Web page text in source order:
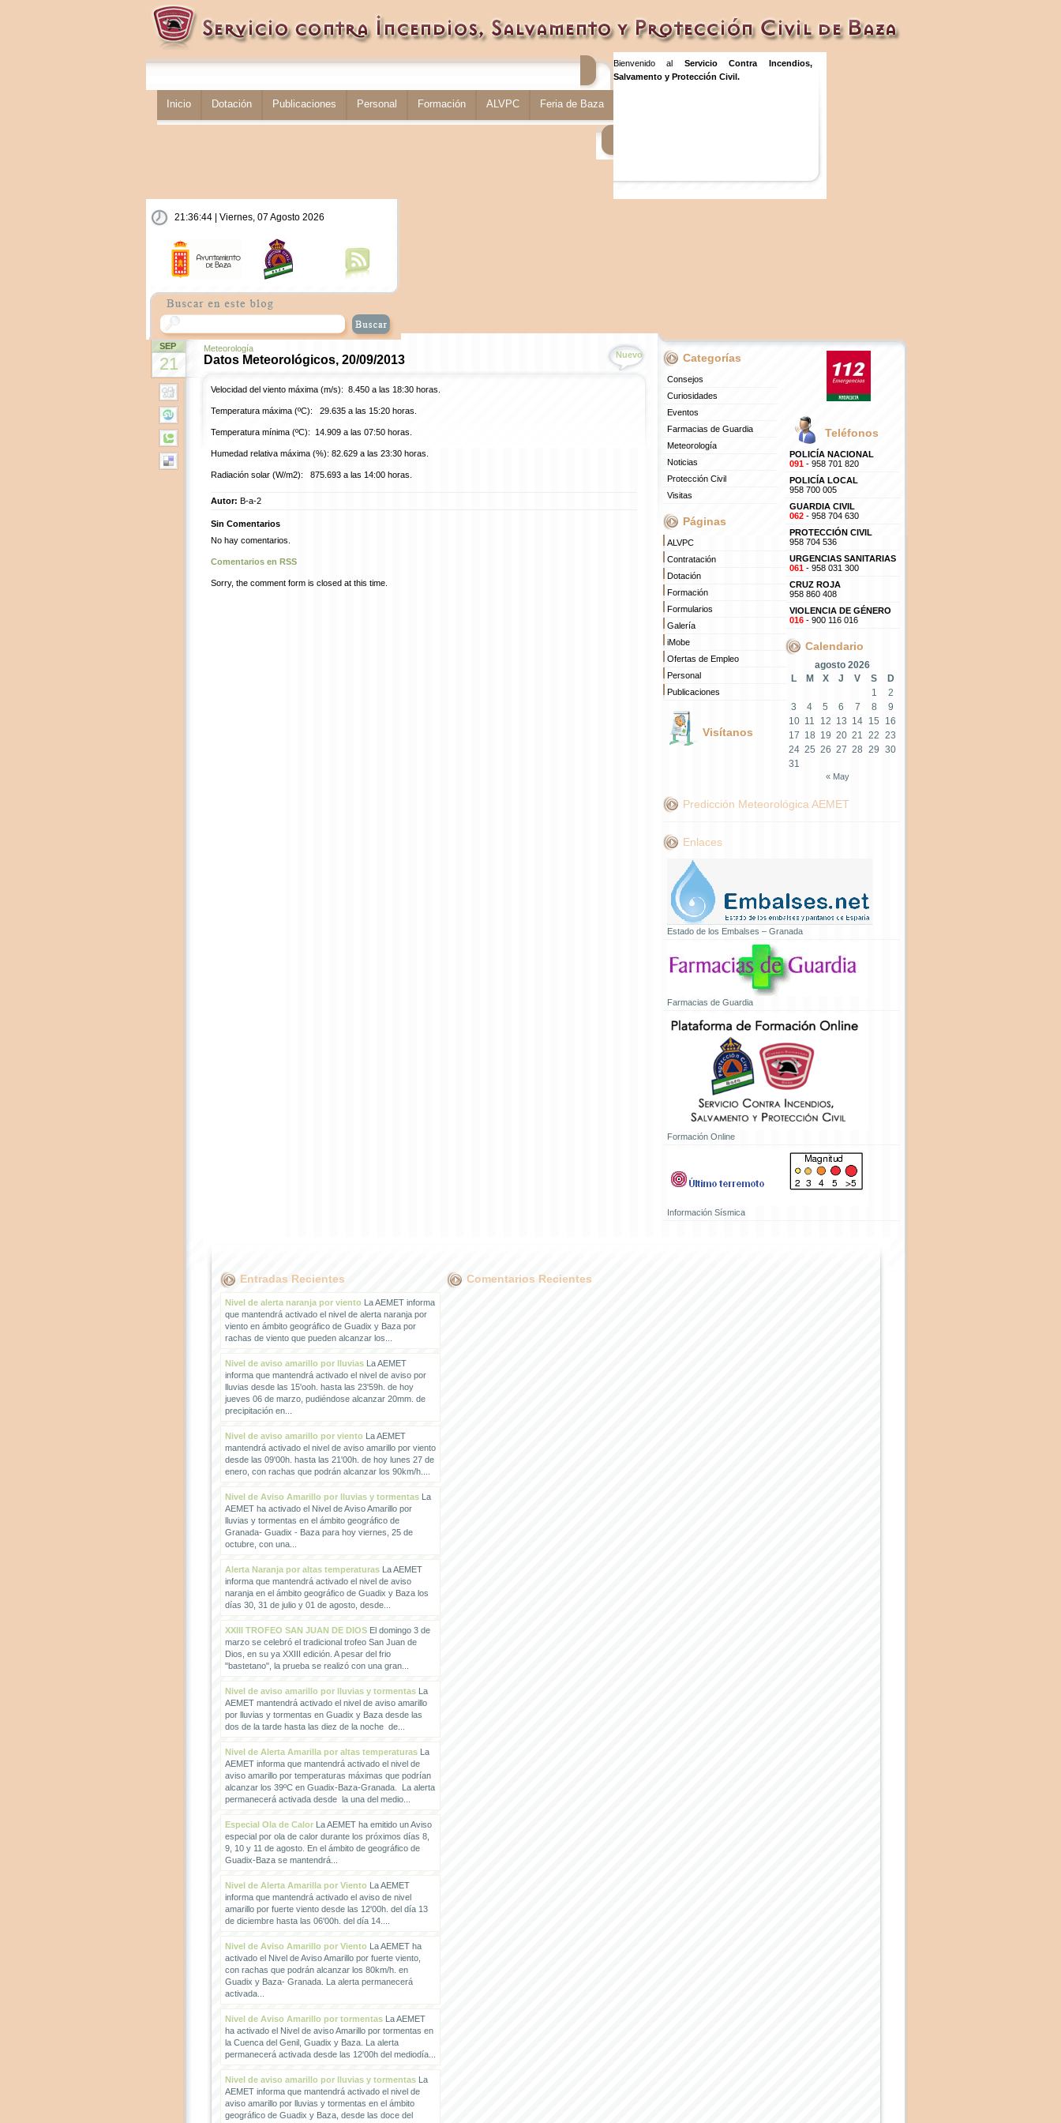
Inicio Dotación Publicaciones Personal Formación ALVPC Feria de Baza
Bienvenido al Servicio Contra Incendios,
Salvamento y Protección Civil.
21:36:45 | Viernes, 07 Agosto 2026
SEP
21
Meteorología
Datos Meteorológicos, 20/09/2013 Nuevo
Velocidad del viento máxima (m/s): 8.450 a las 18:30 horas.
Temperatura máxima (ºC): 29.635 a las 15:20 horas.
Temperatura mínima (ºC): 14.909 a las 07:50 horas.
Humedad relativa máxima (%): 82.629 a las 23:30 horas.
Radiación solar (W/m2): 875.693 a las 14:00 horas.
Autor: B-a-2
Sin Comentarios
No hay comentarios.
Comentarios en RSS
Sorry, the comment form is closed at this time.
Categorías
Consejos
Curiosidades
Eventos
Farmacias de Guardia
Meteorología
Noticias
Protección Civil
Visitas
Páginas
ALVPC
Contratación
Dotación
Formación
Formularios
Galería
iMobe
Ofertas de Empleo
Personal
Publicaciones
Visítanos
Teléfonos
POLICÍA NACIONAL
091- 958 701 820
POLICÍA LOCAL
958 700 005
GUARDIA CIVIL
062- 958 704 630
PROTECCIÓN CIVIL
958 704 536
URGENCIAS SANITARIAS
061- 958 031 300
CRUZ ROJA
958 860 408
VIOLENCIA DE GÉNERO
016- 900 116 016
Calendario
agosto 2026
L
M X J V S
D
1
2
3
4 5 6 7 8
9
10 11 12 13 14 15
16
17 18 19 20 21 22 23
24 25 26 27 28 29 30
31
« May
Predicción Meteorológica AEMET
Enlaces
Estado de los Embalses – Granada
Farmacias de Guardia
Formación Online
Información Sísmica
Entradas Recientes
Nivel de alerta naranja por vientoLa AEMET informa
que mantendrá activado el nivel de alerta naranja por
viento en ámbito geográfico de Guadix y Baza por
rachas de viento que pueden alcanzar los...
Nivel de aviso amarillo por lluviasLa AEMET
informa que mantendrá activado el nivel de aviso por
lluvias desde las 15'ooh. hasta las 23'59h. de hoy
jueves 06 de marzo, pudiéndose alcanzar 20mm. de
precipitación en...
Nivel de aviso amarillo por vientoLa AEMET
mantendrá activado el nivel de aviso amarillo por viento
desde las 09'00h. hasta las 21'00h. de hoy lunes 27 de
enero, con rachas que podrán alcanzar los 90km/h....
Nivel de Aviso Amarillo por lluvias y tormentasLa
AEMET ha activado el Nivel de Aviso Amarillo por
lluvias y tormentas en el ámbito geográfico de
Granada- Guadix - Baza para hoy viernes, 25 de
octubre, con una...
Alerta Naranja por altas temperaturasLa AEMET
informa que mantendrá activado el nivel de aviso
naranja en el ámbito geográfico de Guadix y Baza los
días 30, 31 de julio y 01 de agosto, desde...
XXIII TROFEO SAN JUAN DE DIOSEl domingo 3 de
marzo se celebró el tradicional trofeo San Juan de
Dios, en su ya XXIII edición. A pesar del frio
"bastetano", la prueba se realizó con una gran...
Nivel de aviso amarillo por lluvias y tormentasLa
AEMET mantendrá activado el nivel de aviso amarillo
por lluvias y tormentas en Guadix y Baza desde las
dos de la tarde hasta las diez de la noche de...
Nivel de Alerta Amarilla por altas temperaturasLa
AEMET informa que mantendrá activado el nivel de
aviso amarillo por temperaturas máximas que podrían
alcanzar los 39ºC en Guadix-Baza-Granada. La alerta
permanecerá activada desde la una del medio...
Especial Ola de CalorLa AEMET ha emitido un Aviso
especial por ola de calor durante los próximos días 8,
9, 10 y 11 de agosto. En el ámbito de geográfico de
Guadix-Baza se mantendrá...
Nivel de Alerta Amarilla por VientoLa AEMET
informa que mantendrá activado el aviso de nivel
amarillo por fuerte viento desde las 12'00h. del día 13
de diciembre hasta las 06'00h. del día 14....
Nivel de Aviso Amarillo por VientoLa AEMET ha
activado el Nivel de Aviso Amarillo por fuerte viento,
con rachas que podrán alcanzar los 80km/h. en
Guadix y Baza- Granada. La alerta permanecerá
activada...
Nivel de Aviso Amarillo por tormentasLa AEMET
ha activado el Nivel de aviso Amarillo por tormentas en
la Cuenca del Genil, Guadix y Baza. La alerta
permanecerá activada desde las 12'00h del mediodía...
Nivel de aviso amarillo por lluvias y tormentasLa
AEMET informa que mantendrá activado el nivel de
aviso amarillo por lluvias y tormentas en el ámbito
geográfico de Guadix y Baza, desde las doce del
Comentarios Recientes